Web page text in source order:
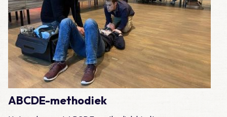
ABCDE-methodiek